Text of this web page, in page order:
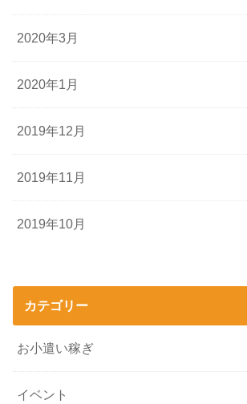
2020年3月
2020年1月
2019年12月
2019年11月
2019年10月
カテゴリー
お小遣い稼ぎ
イベント